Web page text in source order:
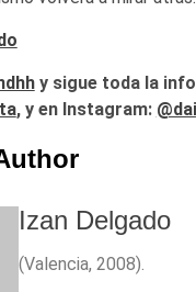
y sigue toda la
, y en Instagram:
Izan Delgado
(Valencia, 2008).